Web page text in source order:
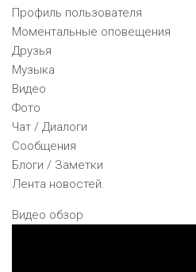
Профиль пользователя
Моментальные оповещения
Друзья
Музыка
Видео
Фото
Чат / Диалоги
Сообщения
Блоги / Заметки
Лента новостей.
Видео обзор